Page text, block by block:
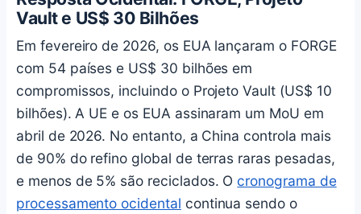
Vault e US$ 30 Bilhões
Em fevereiro de 2026, os EUA lançaram o FORGE
com 54 países e US$ 30 bilhões em
compromissos, incluindo o Projeto Vault (US$ 10
bilhões). A UE e os EUA assinaram um MoU em
abril de 2026. No entanto, a China controla mais
de 90% do refino global de terras raras pesadas,
e menos de 5% são reciclados. O cronograma de
processamento ocidental continua sendo o